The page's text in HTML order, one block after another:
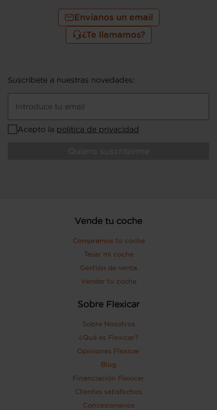
Envíanos un email
¿Te llamamos?
Suscríbete a nuestras novedades:
Introduce tu email
Acepto la política de privacidad
Vende tu coche
Compramos tu coche
Tasar mi coche
Gestión de venta
Vender tu coche
Sobre Flexicar
Sobre Nosotros
¿Qué es Flexicar?
Opiniones Flexicar
Blog
Financiación Flexicar
Clientes satisfechos
Concesionarios